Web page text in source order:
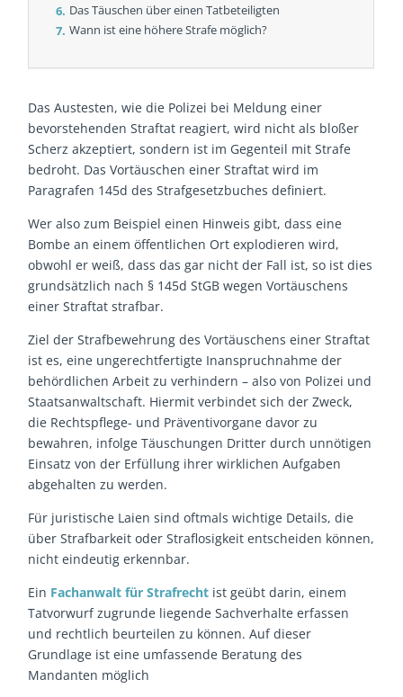
Das Täuschen über einen Tatbeteiligten
Wann ist eine höhere Strafe möglich?
Das Austesten, wie die Polizei bei Meldung einer
bevorstehenden Straftat reagiert, wird nicht als bloßer
Scherz akzeptiert, sondern ist im Gegenteil mit Strafe
bedroht. Das Vortäuschen einer Straftat wird im
Paragrafen 145d des Strafgesetzbuches definiert.
Wer also zum Beispiel einen Hinweis gibt, dass eine
Bombe an einem öffentlichen Ort explodieren wird,
obwohl er weiß, dass das gar nicht der Fall ist, so ist dies
grundsätzlich nach § 145d StGB wegen Vortäuschens
einer Straftat strafbar.
Ziel der Strafbewehrung des Vortäuschens einer Straftat
ist es, eine ungerechtfertigte Inanspruchnahme der
behördlichen Arbeit zu verhindern – also von Polizei und
Staatsanwaltschaft. Hiermit verbindet sich der Zweck,
die Rechtspflege- und Präventivorgane davor zu
bewahren, infolge Täuschungen Dritter durch unnötigen
Einsatz von der Erfüllung ihrer wirklichen Aufgaben
abgehalten zu werden.
Für juristische Laien sind oftmals wichtige Details, die
über Strafbarkeit oder Straflosigkeit entscheiden können,
nicht eindeutig erkennbar.
Ein Fachanwalt für Strafrecht ist geübt darin, einem
Tatvorwurf zugrunde liegende Sachverhalte erfassen
und rechtlich beurteilen zu können. Auf dieser
Grundlage ist eine umfassende Beratung des
Mandanten möglich